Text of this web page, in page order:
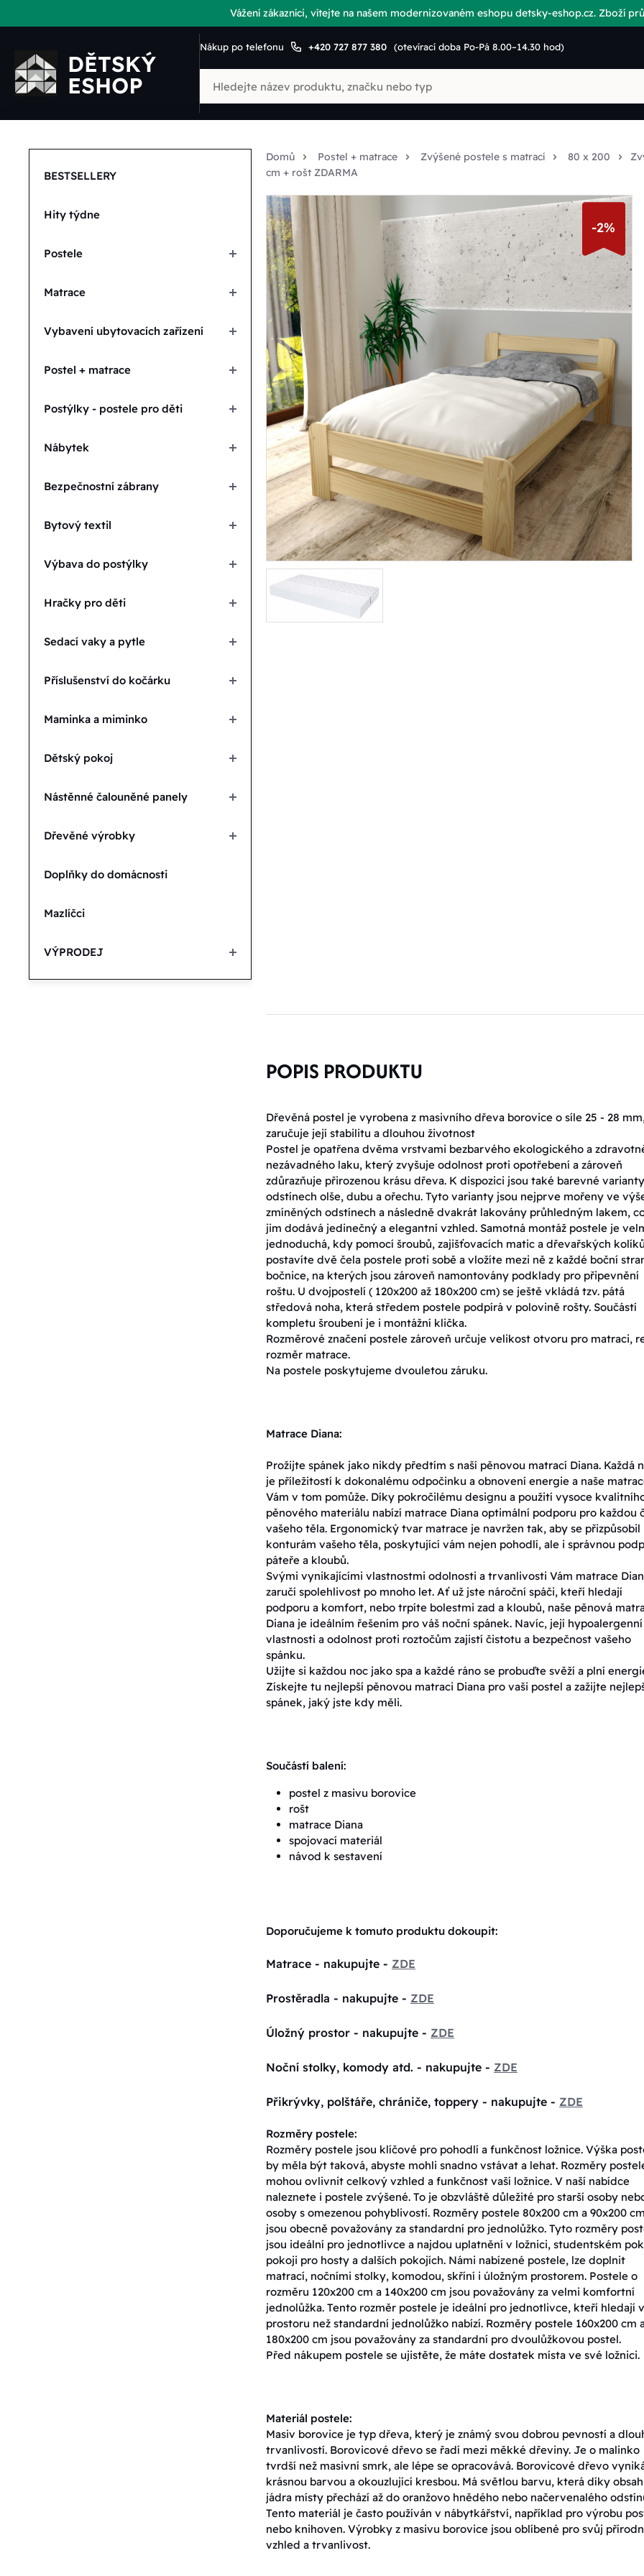
Vážení zákazníci, vítejte na našem modernizovaném eshopu detsky-eshop.cz. Zboží
Nákup po telefonu +420 727 877 380 (otevírací doba Po-Pá 8.00–14.30 hod)
BESTSELLERY
Hity týdne
Postele
Matrace
Vybavení ubytovacích zařízení
Postel + matrace
Postýlky - postele pro děti
Nábytek
Bezpečnostní zábrany
Bytový textil
Výbava do postýlky
Hračky pro děti
Sedací vaky a pytle
Příslušenství do kočárku
Maminka a miminko
Dětský pokoj
Nástěnné čalouněné panely
Dřevěné výrobky
Doplňky do domácnosti
Mazlíčci
VÝPRODEJ
Domů Postel + matrace Zvýšené postele s matrací 80 x 200
cm + rošt ZDARMA
-2%
POPIS PRODUKTU
Dřevěná postel je vyrobena z masivního dřeva borovice o síle 25 - 28
zaručuje její stabilitu a dlouhou životnost
Postel je opatřena dvěma vrstvami bezbarvého ekologického a
nezávadného laku, který zvyšuje odolnost proti opotřebení a zároveň
zdůrazňuje přirozenou krásu dřeva. K dispozici jsou také barevné
odstínech olše, dubu a ořechu. Tyto varianty jsou nejprve mořeny ve
zmíněných odstínech a následně dvakrát lakovány průhledným lakem,
jim dodává jedinečný a elegantní vzhled. Samotná montáž postele je
jednoduchá, kdy pomocí šroubů, zajišťovacích matic a dřevařských kolíků
postavíte dvě čela postele proti sobě a vložíte mezi ně z každé boční
bočnice, na kterých jsou zároveň namontovány podklady pro připevnění
roštu. U dvojpostelí ( 120x200 až 180x200 cm) se ještě vkládá tzv. pátá
středová noha, která středem postele podpírá v polovině rošty. Součástí
kompletu šroubení je i montážní klička.
Rozměrové značení postele zároveň určuje velikost otvoru pro matraci,
rozměr matrace.
Na postele poskytujeme dvouletou záruku.
Matrace Diana:
Prožijte spánek jako nikdy předtím s naší pěnovou matrací Diana. Každá
je příležitostí k dokonalému odpočinku a obnovení energie a naše
Vám v tom pomůže. Díky pokročilému designu a použití vysoce
pěnového materiálu nabízí matrace Diana optimální podporu pro každou
vašeho těla. Ergonomický tvar matrace je navržen tak, aby se přizpůsobil
konturám vašeho těla, poskytující vám nejen pohodlí, ale i správnou
páteře a kloubů.
Svými vynikajícími vlastnostmi odolnosti a trvanlivosti Vám matrace
zaručí spolehlivost po mnoho let. Ať už jste nároční spáči, kteří hledají
podporu a komfort, nebo trpíte bolestmi zad a kloubů, naše pěnová
Diana je ideálním řešením pro váš noční spánek. Navíc, její hypoalergenní
vlastnosti a odolnost proti roztočům zajistí čistotu a bezpečnost vašeho
spánku.
Užijte si každou noc jako spa a každé ráno se probuďte svěží a plní
Získejte tu nejlepší pěnovou matraci Diana pro vaši postel a zažijte
spánek, jaký jste kdy měli.
Součástí balení:
postel z masivu borovice
rošt
matrace Diana
spojovací materiál
návod k sestavení
Doporučujeme k tomuto produktu dokoupit:
Matrace - nakupujte - ZDE
Prostěradla - nakupujte - ZDE
Úložný prostor - nakupujte - ZDE
Noční stolky, komody atd. - nakupujte - ZDE
Přikrývky, polštáře, chrániče, toppery - nakupujte - ZDE
Rozměry postele:
Rozměry postele jsou klíčové pro pohodlí a funkčnost ložnice. Výška
by měla být taková, abyste mohli snadno vstávat a lehat. Rozměry
mohou ovlivnit celkový vzhled a funkčnost vaší ložnice. V naší nabídce
naleznete i postele zvýšené. To je obzvláště důležité pro starší osoby
osoby s omezenou pohyblivostí. Rozměry postele 80x200 cm a 90x200 cm
jsou obecně považovány za standardní pro jednolůžko. Tyto rozměry
jsou ideální pro jednotlivce a najdou uplatnění v ložnici, studentském
pokoji pro hosty a dalších pokojích. Námi nabízené postele, lze doplnit
matrací, nočními stolky, komodou, skříní i úložným prostorem. Postele o
rozměru 120x200 cm a 140x200 cm jsou považovány za velmi komfortní
jednolůžka. Tento rozměr postele je ideální pro jednotlivce, kteří hledají
prostoru než standardní jednolůžko nabízí. Rozměry postele 160x200 cm
180x200 cm jsou považovány za standardní pro dvoulůžkovou postel.
Před nákupem postele se ujistěte, že máte dostatek místa ve své ložnici.
Materiál postele:
Masiv borovice je typ dřeva, který je známý svou dobrou pevností a
trvanlivostí. Borovicové dřevo se řadí mezi měkké dřeviny. Je o malinko
tvrdší než masivní smrk, ale lépe se opracovává. Borovicové dřevo
krásnou barvou a okouzlující kresbou. Má světlou barvu, která díky
jádra místy přechází až do oranžovo hnědého nebo načervenalého
Tento materiál je často používán v nábytkářství, například pro výrobu
nebo knihoven. Výrobky z masivu borovice jsou oblíbené pro svůj
vzhled a trvanlivost.